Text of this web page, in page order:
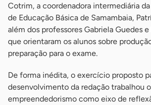
Cotrim, a coordenadora intermediária
de Educação Básica de Samambaia,
além dos professores Gabriela Guedes
que orientaram os alunos sobre
preparação para o exame.
De forma inédita, o exercício proposto
desenvolvimento da redação trabalhou
empreendedorismo como eixo de